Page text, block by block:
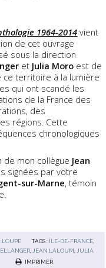
1964-2014 vient
de cet ouvrage
sous la direction
et Julia Moro est de
ce territoire à la lumière
qui ont scandé les
de la France des
des
régions. Cette
chronologiques
de mon collègue Jean
signées par votre
sur-Marne, témoin
LOUPE TAGS : ÎLE-DE-FRANCE
JEAN LALOUM
JULIA
IMPRIMER